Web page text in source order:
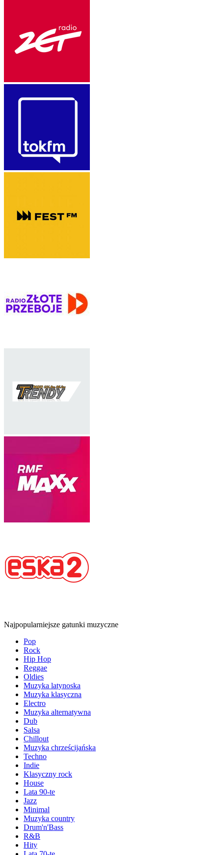
Najpopularniejsze gatunki muzyczne
Pop
Rock
Hip Hop
Reggae
Oldies
Muzyka latynoska
Muzyka klasyczna
Electro
Muzyka alternatywna
Dub
Salsa
Chillout
Muzyka chrześcijańska
Techno
Indie
Klasyczny rock
House
Lata 90-te
Jazz
Minimal
Muzyka country
Drum'n'Bass
R&B
Hity